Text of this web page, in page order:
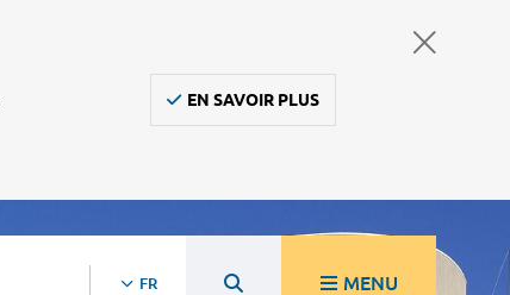
EN SAVOIR PLUS
FR MENU